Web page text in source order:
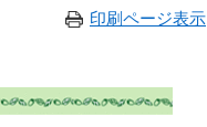
印刷ページ表示